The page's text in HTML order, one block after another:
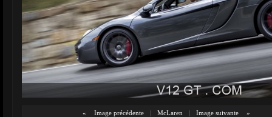
« Image précédente | McLaren | Image suivante »